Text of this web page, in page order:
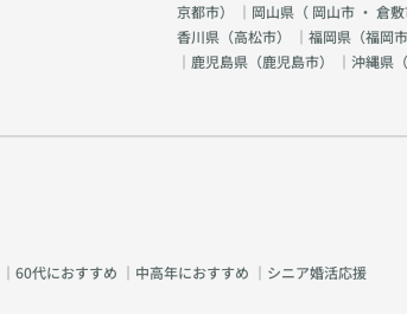
京都市） ｜岡山県（ 岡山市 ・ 倉
香川県（高松市） ｜福岡県（福岡
｜鹿児島県（鹿児島市） ｜沖縄県（
｜ 60代におすすめ ｜ 中高年におすすめ ｜ シニア婚活応援